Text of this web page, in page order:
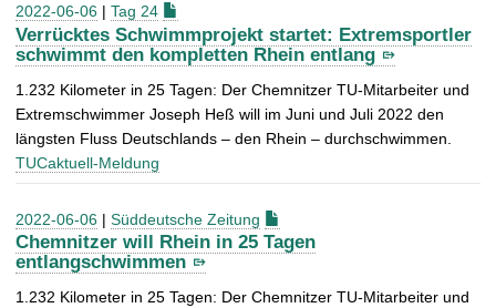
2022-06-06 | Tag 24
Verrücktes Schwimmprojekt startet: Extremsportler
schwimmt den kompletten Rhein entlang
1.232 Kilometer in 25 Tagen: Der Chemnitzer TU-Mitarbeiter und
Extremschwimmer Joseph Heß will im Juni und Juli 2022 den
längsten Fluss Deutschlands – den Rhein – durchschwimmen.
TUCaktuell-Meldung
2022-06-06 | Süddeutsche Zeitung
Chemnitzer will Rhein in 25 Tagen
entlangschwimmen
1.232 Kilometer in 25 Tagen: Der Chemnitzer TU-Mitarbeiter und